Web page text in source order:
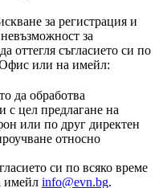
за регистрация и
за
оттегля съгласието си по
Офис или на имейл:
да обработва
с цел предлагане на
или по друг директен
относно
си по всяко време
имейл info@evn.bg.